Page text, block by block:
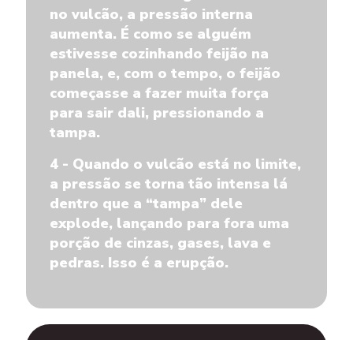
no vulcão, a pressão interna
aumenta. É como se alguém
estivesse cozinhando feijão na
panela, e, com o tempo, o feijão
começasse a fazer muita força
para sair dali, pressionando a
tampa.
4 - Quando o vulcão está no limite,
a pressão se torna tão intensa lá
dentro que a “tampa” dele
explode, lançando para fora uma
porção de cinzas, gases, lava e
pedras. Isso é a erupção.